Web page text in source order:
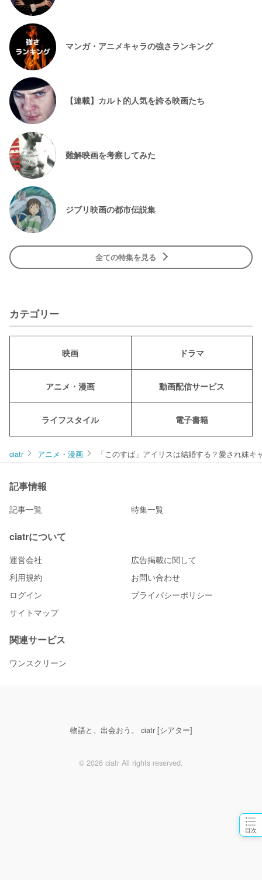
目次
マンガ・アニメキャラの強さランキング
【連載】カルト的人気を誇る映画たち
難解映画を考察してみた
ジブリ映画の都市伝説集
全ての特集を見る
カテゴリー
映画 ドラマ
アニメ・漫画 動画配信サービス
ライフスタイル 電子書籍
ciatr アニメ・漫画 「このすば」アイリスは結婚する？愛され妹
記事情報
記事一覧 特集一覧
ciatrについて
運営会社
広告掲載に関して
利用規約
お問い合わせ
ログイン
プライバシーポリシー
サイトマップ
関連サービス
ワンスクリーン
物語と、出会おう。 ciatr [シアター]
© 2026 ciatr All rights reserved.